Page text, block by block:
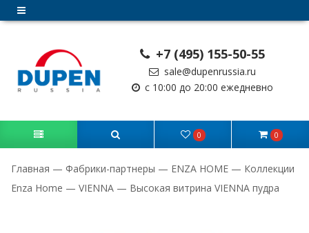
+7 (495) 155-50-55
sale@dupenrussia.ru
с 10:00 до 20:00 ежедневно
0 0
Главная — Фабрики-партнеры — ENZA HOME — Коллекции
Enza Home — VIENNA — Высокая витрина VIENNA пудра